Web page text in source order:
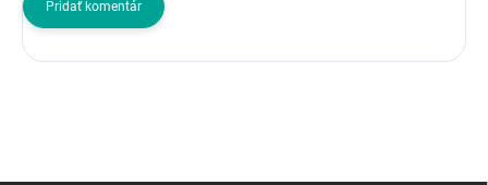
Pridať komentár